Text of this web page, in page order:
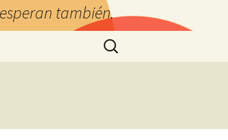
también.
Buscar: